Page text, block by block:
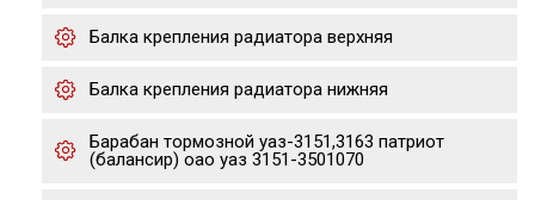
Балка крепления радиатора верхняя
Балка крепления радиатора нижняя
Барабан тормозной уаз-3151,3163 патриот
(балансир) оао уаз 3151-3501070